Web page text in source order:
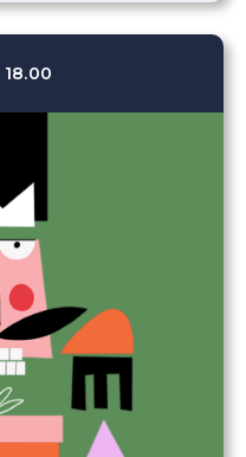
18.00